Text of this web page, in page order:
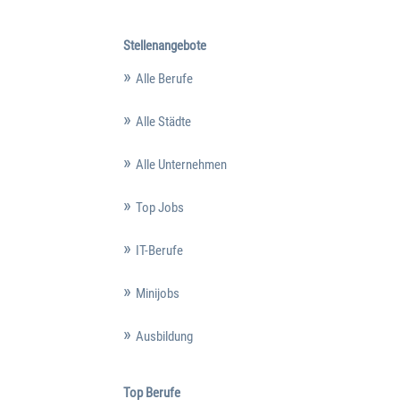
Stellenangebote
Alle Berufe
Alle Städte
Alle Unternehmen
Top Jobs
IT-Berufe
Minijobs
Ausbildung
Top Berufe